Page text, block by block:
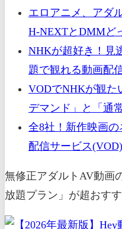
エロアニメ、アダ
H-NEXTとDMMど
NHKが超好き！見
題で観れる動画配
VODでNHKが観た
デマンド」と「通
全8社！新作映画
配信サービス
無修正アダルトAV動画
放題プラン」が超おすす